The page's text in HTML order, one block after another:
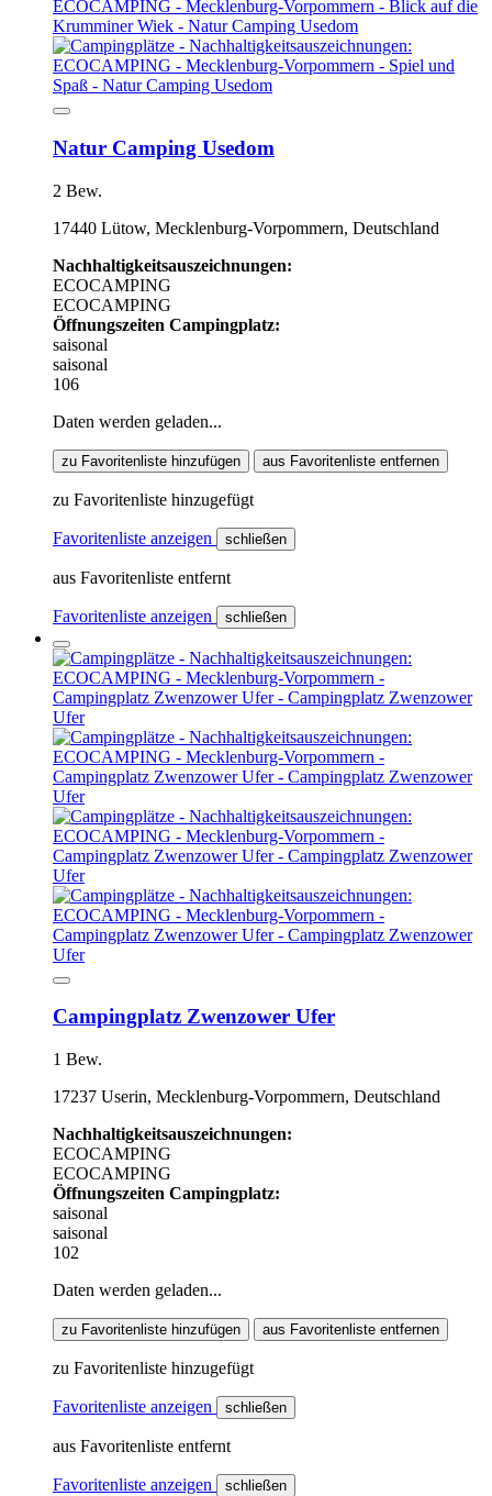
Natur Camping Usedom
2 Bew.
17440 Lütow, Mecklenburg-Vorpommern, Deutschland
Nachhaltigkeitsauszeichnungen:
ECOCAMPING
ECOCAMPING
Öffnungszeiten Campingplatz:
saisonal
saisonal
106
Daten werden geladen...
zu Favoritenliste hinzufügen aus Favoritenliste entfernen
zu Favoritenliste hinzugefügt
Favoritenliste anzeigen schließen
aus Favoritenliste entfernt
Favoritenliste anzeigen schließen
Campingplatz Zwenzower Ufer
1 Bew.
17237 Userin, Mecklenburg-Vorpommern, Deutschland
Nachhaltigkeitsauszeichnungen:
ECOCAMPING
ECOCAMPING
Öffnungszeiten Campingplatz:
saisonal
saisonal
102
Daten werden geladen...
zu Favoritenliste hinzufügen aus Favoritenliste entfernen
zu Favoritenliste hinzugefügt
Favoritenliste anzeigen schließen
aus Favoritenliste entfernt
Favoritenliste anzeigen schließen